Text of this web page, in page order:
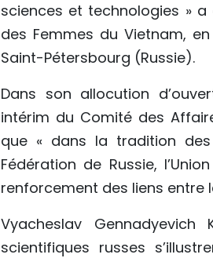
sciences et technologies »
des Femmes du Vietnam,
Saint-Pétersbourg (Russie).
Dans son allocution
intérim du Comité des
que « dans la tradition
Fédération de Russie,
renforcement des liens entre
Vyacheslav
scientifiques russes